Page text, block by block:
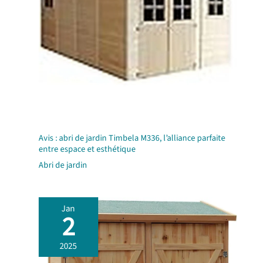
Avis : abri de jardin Timbela M336, l’alliance parfaite
entre espace et esthétique
Abri de jardin
Jan
2
2025